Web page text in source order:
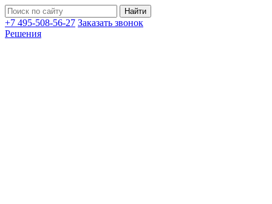
+7 495-508-56-27 Заказать звонок
Решения